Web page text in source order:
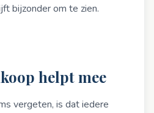
bijzonder om te zien.
helpt mee
vergeten, is dat iedere